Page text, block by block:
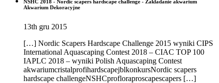
NSHC 2018 - Nordic scapers hardscape challenge - Zakładanie akwarium
Akwarium Dekoracyjne
13th gru 2015
[…] Nordic Scapers Hardscape Challenge 2015 wyniki CIPS
International Aquascaping Contest 2018 – CIAC TOP 100
IAPLC 2018 – wyniki Polish Aquascaping Contest
akwariumcristalprofihardscapejblkonkursNordic scapers
hardscape challengeNSHCprofloraproscapescapers […]